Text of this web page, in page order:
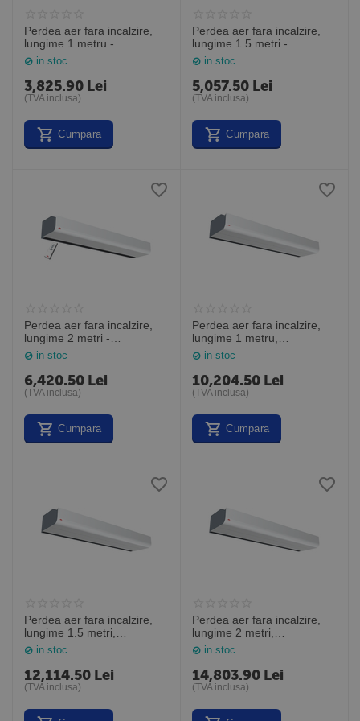
Perdea aer fara incalzire,
lungime 1 metru -
telecomanda infrarosu
inclusa, PA2210CA, Frico
Suedia
in stoc
3,825.90 Lei
(TVA inclusa)
Cumpara
Perdea aer fara incalzire,
lungime 1.5 metri -
telecomanda infrarosu
inclusa, PA2215CA, Frico
Suedia
in stoc
5,057.50 Lei
(TVA inclusa)
Cumpara
Perdea aer fara incalzire,
lungime 2 metri -
telecomanda infrarosu
inclusa, PA2220CA, Frico
Suedia
in stoc
6,420.50 Lei
(TVA inclusa)
Cumpara
Perdea aer fara incalzire,
lungime 1 metru,
PAFEC3510A, Frico Suedia
in stoc
10,204.50 Lei
(TVA inclusa)
Cumpara
Perdea aer fara incalzire,
lungime 1.5 metri,
PAFEC3515A, Frico Suedia
in stoc
12,114.50 Lei
(TVA inclusa)
Perdea aer fara incalzire,
lungime 2 metri,
PAFEC3520A, Frico Suedia
in stoc
14,803.90 Lei
(TVA inclusa)